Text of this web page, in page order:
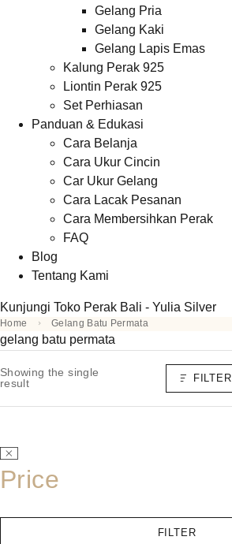
Gelang Pria
Gelang Kaki
Gelang Lapis Emas
Kalung Perak 925
Liontin Perak 925
Set Perhiasan
Panduan & Edukasi
Cara Belanja
Cara Ukur Cincin
Car Ukur Gelang
Cara Lacak Pesanan
Cara Membersihkan Perak
FAQ
Blog
Tentang Kami
Kunjungi Toko Perak Bali - Yulia Silver
Home Gelang Batu Permata
gelang batu permata
Showing the single
result
FILTER
Price
FILTER